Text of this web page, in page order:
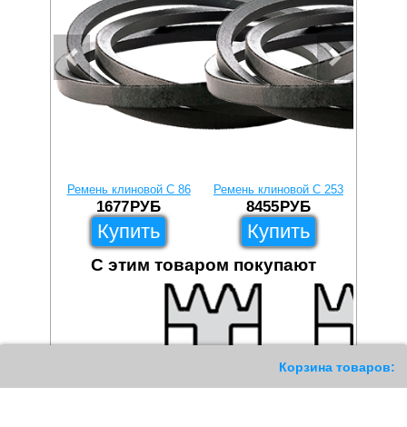
Корзина товаров:
Ремень клиновой C 86
1677РУБ
Купить
Ремень клиновой C 253
8455РУБ
Купить
С этим товаром покупают
117